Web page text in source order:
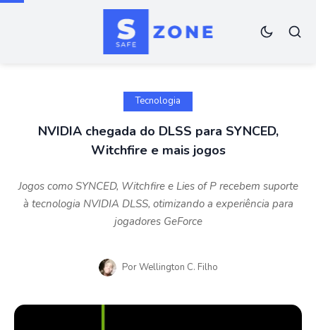
Tecnologia
NVIDIA chegada do DLSS para SYNCED,
Witchfire e mais jogos
Jogos como SYNCED, Witchfire e Lies of P recebem suporte
à tecnologia NVIDIA DLSS, otimizando a experiência para
jogadores GeForce
PorWellington C. Filho